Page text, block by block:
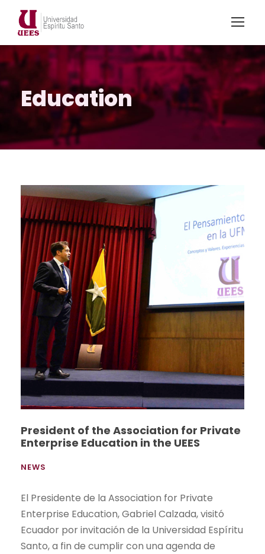
Education
President of the Association for Private
Enterprise Education in the UEES
NEWS
El Presidente de la Association for Private
Enterprise Education, Gabriel Calzada, visitó
Ecuador por invitación de la Universidad Espíritu
Santo, a fin de cumplir con una agenda de